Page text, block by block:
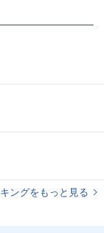
ングをもっと見る